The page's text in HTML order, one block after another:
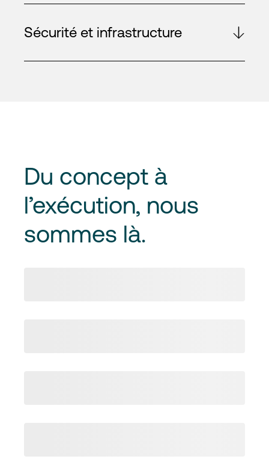
Sécurité et infrastructure
Du concept à
l’exécution, nous
sommes là.